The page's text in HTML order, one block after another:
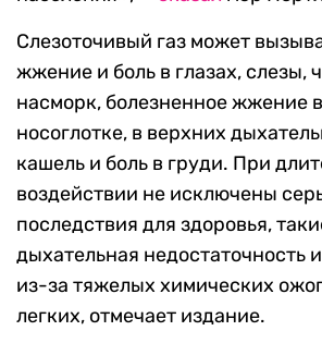
Слезоточивый газ может
жжение и боль в глазах, слезы,
насморк, болезненное жжение
носоглотке, в верхних
кашель и боль в груди. При
воздействии не исключены
последствия для здоровья,
дыхательная недостаточность
из-за тяжелых химических
легких, отмечает издание.